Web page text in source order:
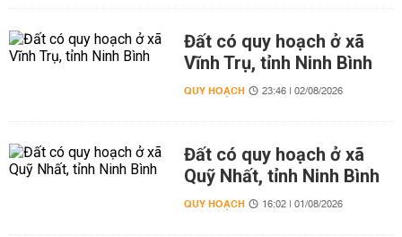
Đất có quy hoạch ở xã
Vĩnh Trụ, tỉnh Ninh Bình
QUY HOẠCH 23:46 | 02/08/2026
Đất có quy hoạch ở xã
Quỹ Nhất, tỉnh Ninh Bình
QUY HOẠCH 16:02 | 01/08/2026